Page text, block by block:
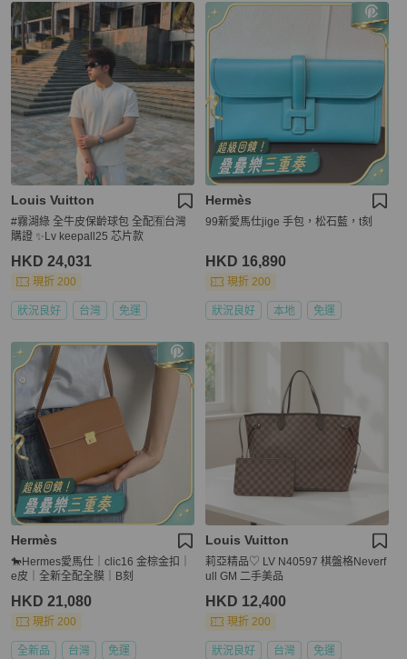
Louis Vuitton
#霧湖綠 全牛皮保齡球包 全配🈶台灣
購證 ✨Lv keepall25 芯片款
HKD 24,031
現折 200
狀況良好 台灣 免運
Hermès
99新愛馬仕jige 手包，松石藍，t刻
HKD 16,890
現折 200
狀況良好 本地 免運
Hermès
🐎Hermes愛馬仕｜clic16 金棕金扣｜
e皮｜全新全配全膜｜B刻
HKD 21,080
現折 200
全新品 台灣 免運
Louis Vuitton
莉亞精品♡ LV N40597 棋盤格Neverf
ull GM 二手美品
HKD 12,400
現折 200
狀況良好 台灣 免運